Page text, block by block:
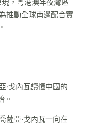
，粵港澳年夜灣區
推動全球南邊配合實
·戈內瓦讀懂中國的
。
薩亞·戈內瓦一向在